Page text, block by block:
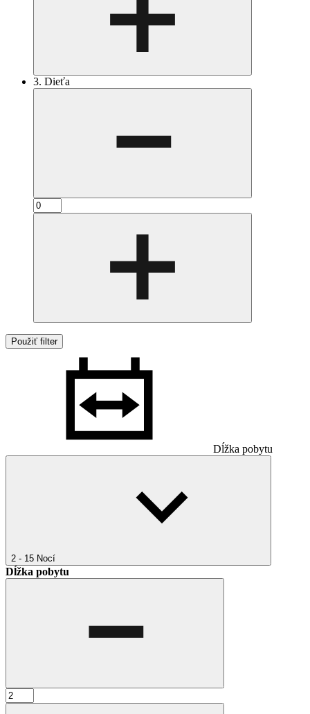
3. Dieťa
Použiť filter
Dĺžka pobytu
2 - 15 Nocí
Dĺžka pobytu